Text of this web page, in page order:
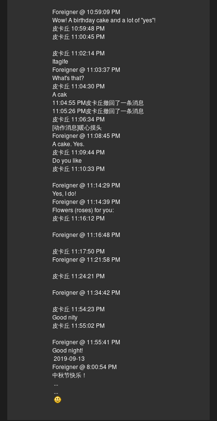
Foreigner @ 10:59:09 PM
Wow! A birthday cake and a lot of "yes"!
皮卡丘 10:59:48 PM
皮卡丘 11:00:45 PM
皮卡丘 11:02:14 PM
Itagife
Foreigner @ 11:03:37 PM
What's that?
皮卡丘 11:04:30 PM
A cak
11:04:55 PM皮卡丘撤回了一条消息
11:05:26 PM皮卡丘撤回了一条消息
皮卡丘 11:06:34 PM
[动作消息]暖心摸头
Foreigner @ 11:08:45 PM
A cake. Yes.
皮卡丘 11:09:44 PM
Do you like
皮卡丘 11:10:33 PM
Foreigner @ 11:14:29 PM
Yes, I do!
Foreigner @ 11:14:39 PM
Flowers (roses) for you:
皮卡丘 11:16:12 PM
Foreigner @ 11:16:48 PM
皮卡丘 11:17:50 PM
Foreigner @ 11:21:58 PM
皮卡丘 11:24:21 PM
Foreigner @ 11:34:42 PM
皮卡丘 11:54:23 PM
Good nity
皮卡丘 11:55:02 PM
Foreigner @ 11:55:41 PM
Good night!
2019-09-13
Foreigner @ 8:00:54 PM
中秋节快乐！
...
...